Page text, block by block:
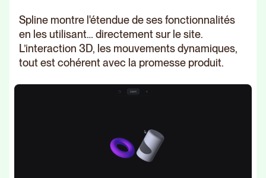
Spline montre l'étendue de ses fonctionnalités
en les utilisant… directement sur le site.
L’interaction 3D, les mouvements dynamiques,
tout est cohérent avec la promesse produit.